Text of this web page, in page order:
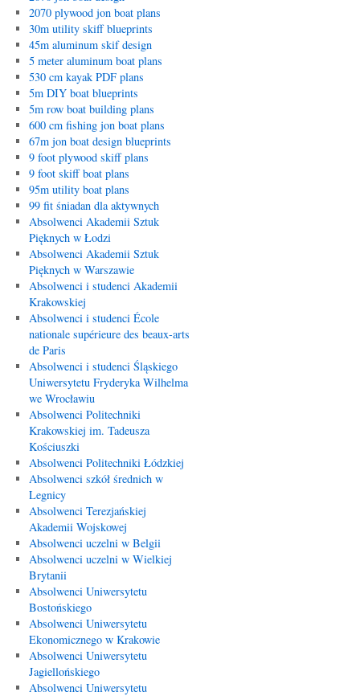
2070 plywood jon boat plans
30m utility skiff blueprints
45m aluminum skif design
5 meter aluminum boat plans
530 cm kayak PDF plans
5m DIY boat blueprints
5m row boat building plans
600 cm fishing jon boat plans
67m jon boat design blueprints
9 foot plywood skiff plans
9 foot skiff boat plans
95m utility boat plans
99 fit śniadan dla aktywnych
Absolwenci Akademii Sztuk
Pięknych w Łodzi
Absolwenci Akademii Sztuk
Pięknych w Warszawie
Absolwenci i studenci Akademii
Krakowskiej
Absolwenci i studenci École
nationale supérieure des beaux-arts
de Paris
Absolwenci i studenci Śląskiego
Uniwersytetu Fryderyka Wilhelma
we Wrocławiu
Absolwenci Politechniki
Krakowskiej im. Tadeusza
Kościuszki
Absolwenci Politechniki Łódzkiej
Absolwenci szkół średnich w
Legnicy
Absolwenci Terezjańskiej
Akademii Wojskowej
Absolwenci uczelni w Belgii
Absolwenci uczelni w Wielkiej
Brytanii
Absolwenci Uniwersytetu
Bostońskiego
Absolwenci Uniwersytetu
Ekonomicznego w Krakowie
Absolwenci Uniwersytetu
Jagiellońskiego
Absolwenci Uniwersytetu